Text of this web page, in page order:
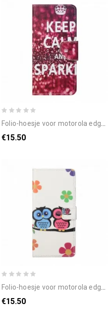
folio-hoesje voor motorola edge 20 blijf kalm en schitter
€15.50
folio-hoesje voor motorola edge 20 paar uilen
€15.50